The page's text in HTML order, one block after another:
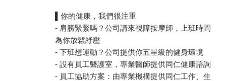
▌你的健康，我們很注重
- 肩膀緊緊嗎？公司請來視障按摩師，上班時間
為你放鬆紓壓
- 下班想運動？公司提供你五星級的健身環境
- 設有員工醫護室，專業醫師提供同仁健康諮詢
- 員工協助方案：由專業機構提供同仁工作、生